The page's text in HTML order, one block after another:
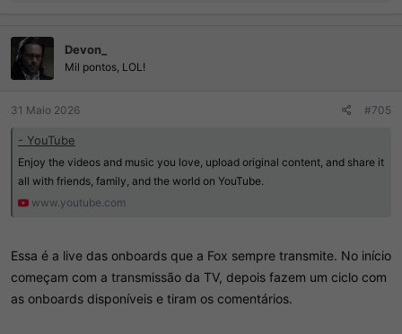
ç
õ
e
s
Devon_
Mil pontos, LOL!
31 Maio 2026 #705
- YouTube
Enjoy the videos and music you love, upload original content, and share it
all with friends, family, and the world on YouTube.
www.youtube.com
Essa é a live das onboards que a Fox sempre transmite. No início
começam com a transmissão da TV, depois fazem um ciclo com
as onboards disponíveis e tiram os comentários.